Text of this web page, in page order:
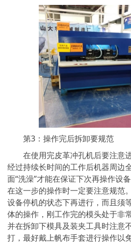
第3：操作完后拆卸要规范
在使用完皮革冲孔机后要注意
经过持续长时间的工作后机器周边
面“洗澡”才能在保证下次再操作设
在这一步的操作时一定要注意规范
设备停机的状态下再进行，而且须
体的操作，刚工作完的模头处于非
并在拆卸下模具及装夹工具时注意
打，最好戴上帆布手套进行操作以